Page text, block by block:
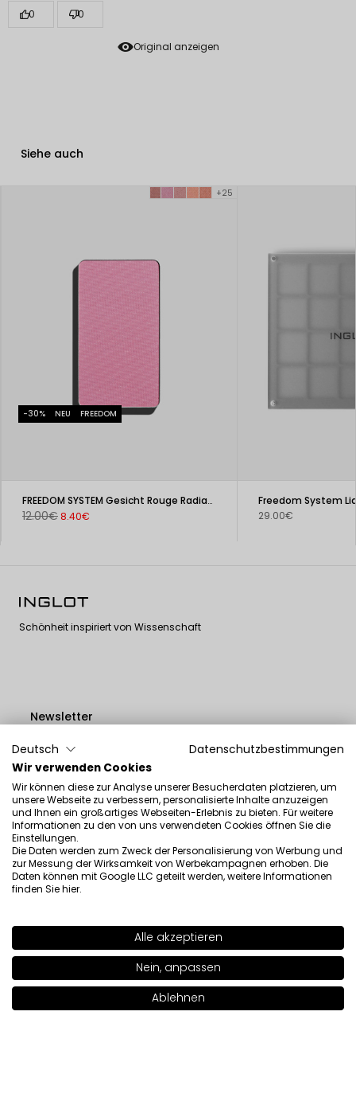
In den Warenkorb legen | 5.00€
Original anzeigen
0
0
Siehe auch
+25
-30% NEU FREEDOM
FREEDOM SYSTEM Gesicht Rouge Radiant Skin
12.00€ 8.40€ 29.00€
Schönheit inspiriert von Wissenschaft
Newsletter
I have read the information regarding the processing of my
personal data by INGLOT S.A. in the context of the newsletter.
Informationen 
Deutsch
Datenschutzbestimmungen
Wir verwenden Cookies
Wir können diese zur Analyse unserer Besucherdaten platzieren, um
unsere Webseite zu verbessern, personalisierte Inhalte anzuzeigen
und Ihnen ein großartiges Webseiten-Erlebnis zu bieten. Für weitere
Informationen zu den von uns verwendeten Cookies öffnen Sie die
Einstellungen.
Die Daten werden zum Zweck der Personalisierung von Werbung und
zur Messung der Wirksamkeit von Werbekampagnen erhoben. Die
Daten können mit Google LLC geteilt werden, weitere Informationen
finden Siehier.
Alle akzeptieren
Nein, anpassen
Ablehnen